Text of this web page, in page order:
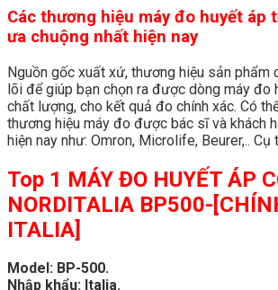
Các thương hiệu máy đo huyết áp
ưa chuộng nhất hiện nay
Nguồn gốc xuất xứ, thương hiệu sản phẩm
lõi để giúp bạn chọn ra được dòng máy đo
chất lượng, cho kết quả đo chính xác. Có
thương hiệu máy đo được bác sĩ và khách
hiện nay như: Omron, Microlife, Beurer,.. Cụ
Top 1 MÁY ĐO HUYẾT ÁP
NORDITALIA BP500-
ITALIA]
Model: BP-500.
Nhập khẩu: Italia.